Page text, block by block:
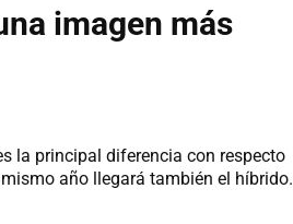
imagen más
la principal diferencia con respecto
año llegará también el híbrido.